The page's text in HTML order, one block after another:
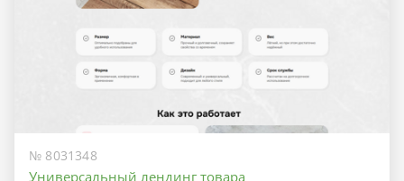
№ 8031348
Универсальный лендинг товара